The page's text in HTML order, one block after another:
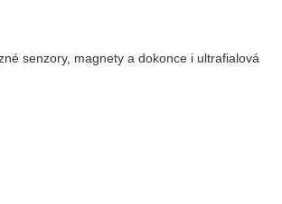
senzory, magnety a dokonce i ultrafialová